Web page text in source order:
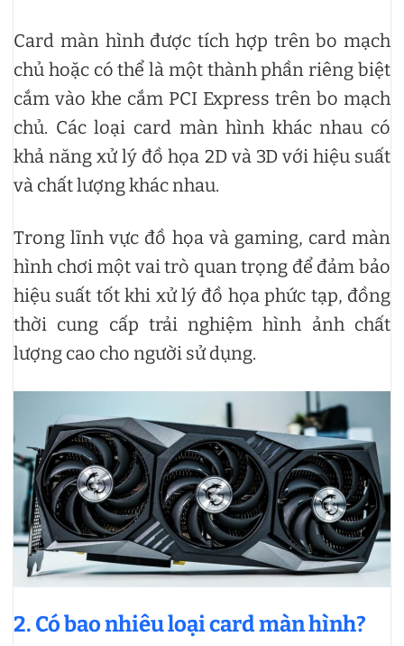
Card màn hình được tích hợp trên bo mạch
chủ hoặc có thể là một thành phần riêng biệt
cắm vào khe cắm PCI Express trên bo mạch
chủ. Các loại card màn hình khác nhau có
khả năng xử lý đồ họa 2D và 3D với hiệu suất
và chất lượng khác nhau.
Trong lĩnh vực đồ họa và gaming, card màn
hình chơi một vai trò quan trọng để đảm bảo
hiệu suất tốt khi xử lý đồ họa phức tạp, đồng
thời cung cấp trải nghiệm hình ảnh chất
lượng cao cho người sử dụng.
2. Có bao nhiêu loại card màn hình?